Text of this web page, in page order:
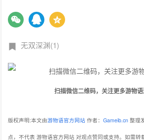
无双深渊(1)
扫描微信二维码，关注更多游物
版权声明:本文由游物语官方网站 作者：Gameib.cn 整理
点，不代表 游物语官方网站 对观点赞同或支持。如需转